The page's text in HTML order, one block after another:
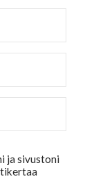
ja sivustoni